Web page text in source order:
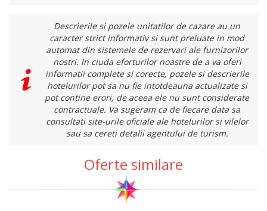
Descrierile si pozele unitatilor de cazare au un
caracter strict informativ si sunt preluate in mod
automat din sistemele de rezervari ale furnizorilor
nostri. In ciuda eforturilor noastre de a va oferi
informatii complete si corecte, pozele si descrierile
hotelurilor pot sa nu fie intotdeauna actualizate si
pot contine erori, de aceea ele nu sunt considerate
contractuale. Va sugeram ca de fiecare data sa
consultati site-urile oficiale ale hotelurilor si vilelor
sau sa cereti detalii agentului de turism.
Oferte similare